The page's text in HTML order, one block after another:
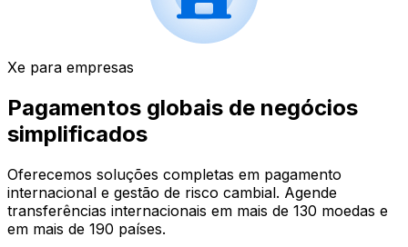
Xe para empresas
Pagamentos globais de negócios
simplificados
Oferecemos soluções completas em pagamento
internacional e gestão de risco cambial. Agende
transferências internacionais em mais de 130 moedas e
em mais de 190 países.